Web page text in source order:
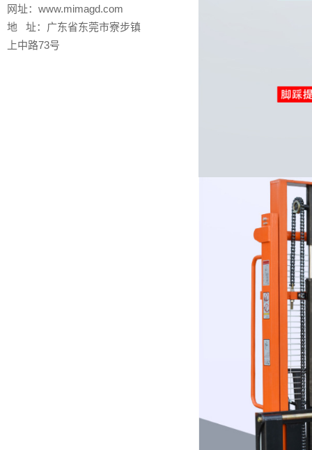
网址：www.mimagd.com
地 址：广东省东莞市寮步镇
上中路73号